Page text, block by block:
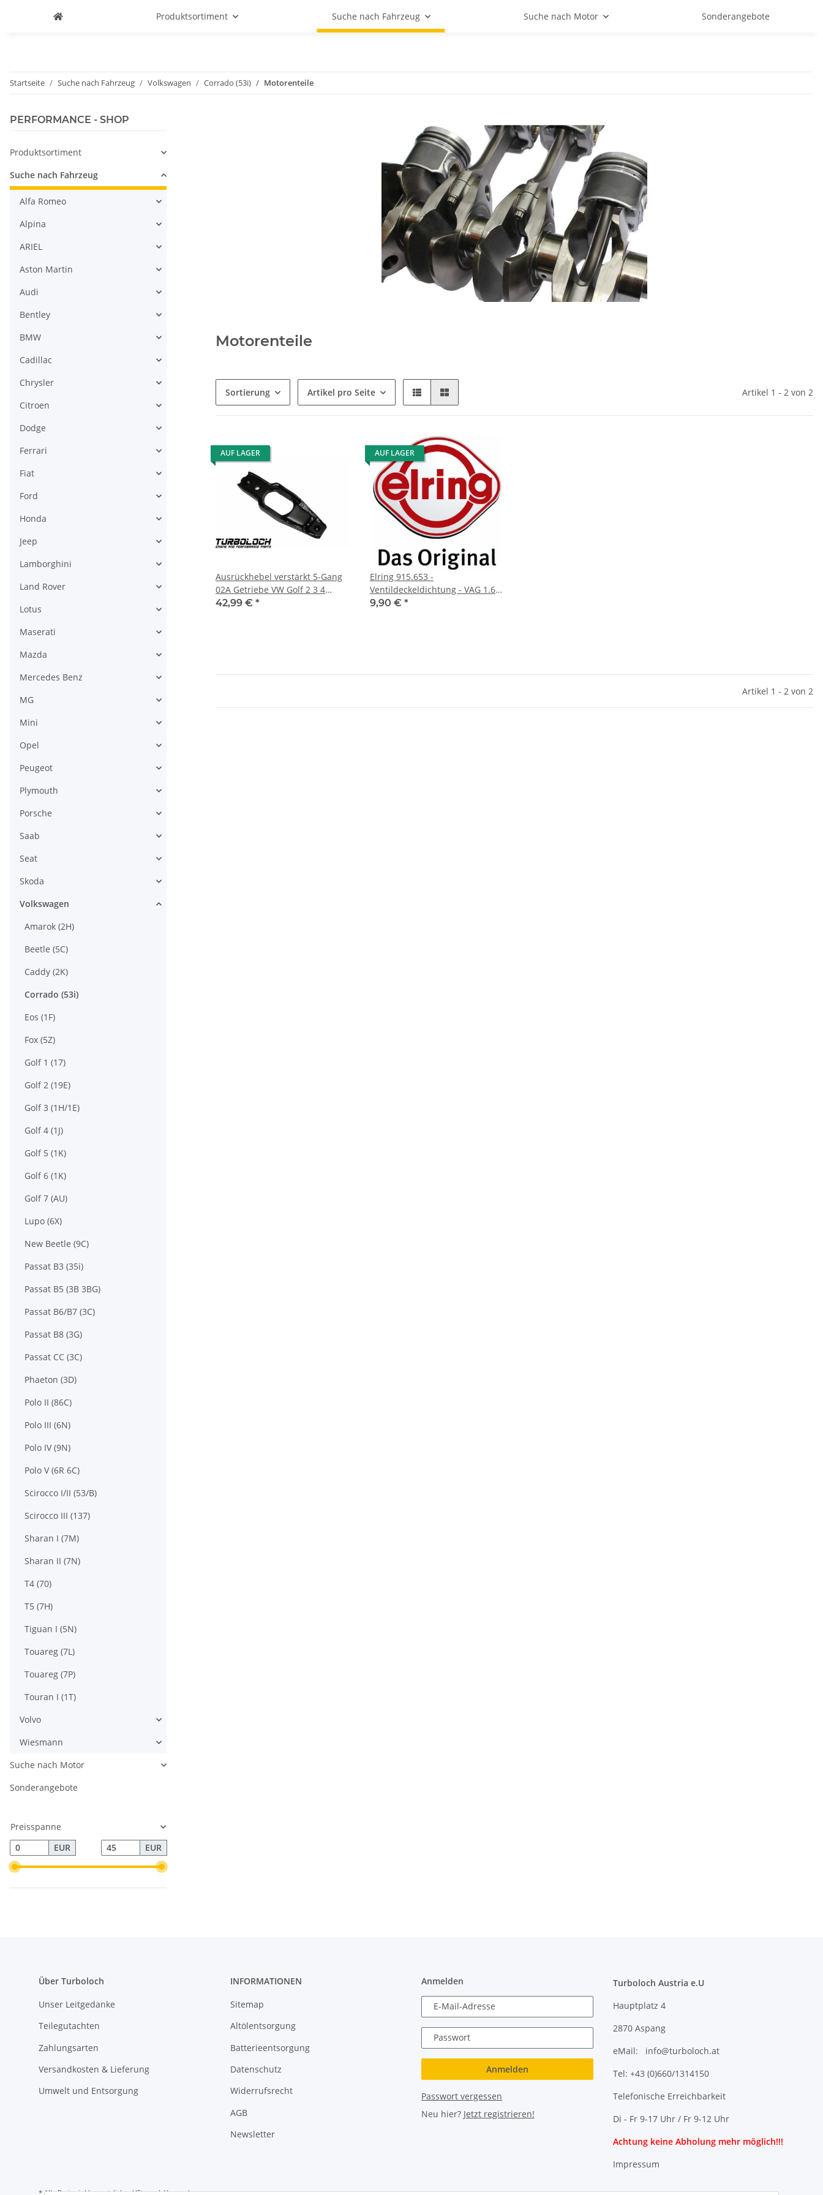
Produktsortiment Suche nach Fahrzeug Suche nach Motor Sonderangebote
Startseite Suche nach Fahrzeug Volkswagen Corrado (53i) Motorenteile
Motorenteile
Sortierung Artikel pro Seite Artikel 1 - 2 von 2
AUF LAGER
Ausrückhebel verstärkt 5-Gang
02A Getriebe VW Golf 2 3 4
Corrado VR6 16V G60 TDI
42,99 € *
AUF LAGER
Elring 915.653 -
Ventildeckeldichtung - VAG 1.6-
2.0L 8V
9,90 € *
Artikel 1 - 2 von 2
PERFORMANCE - SHOP
Produktsortiment
Suche nach Fahrzeug
Alfa Romeo
Alpina
ARIEL
Aston Martin
Audi
Bentley
BMW
Cadillac
Chrysler
Citroen
Dodge
Ferrari
Fiat
Ford
Honda
Jeep
Lamborghini
Land Rover
Lotus
Maserati
Mazda
Mercedes Benz
MG
Mini
Opel
Peugeot
Plymouth
Porsche
Saab
Seat
Skoda
Volkswagen
Amarok (2H)
Beetle (5C)
Caddy (2K)
Corrado (53i)
Eos (1F)
Fox (5Z)
Golf 1 (17)
Golf 2 (19E)
Golf 3 (1H/1E)
Golf 4 (1J)
Golf 5 (1K)
Golf 6 (1K)
Golf 7 (AU)
Lupo (6X)
New Beetle (9C)
Passat B3 (35i)
Passat B5 (3B 3BG)
Passat B6/B7 (3C)
Passat B8 (3G)
Passat CC (3C)
Phaeton (3D)
Polo II (86C)
Polo III (6N)
Polo IV (9N)
Polo V (6R 6C)
Scirocco I/II (53/B)
Scirocco III (137)
Sharan I (7M)
Sharan II (7N)
T4 (70)
T5 (7H)
Tiguan I (5N)
Touareg (7L)
Touareg (7P)
Touran I (1T)
Volvo
Wiesmann
Suche nach Motor
Sonderangebote
Preisspanne
EUR
EUR
Über Turboloch
Unser Leitgedanke
Teilegutachten
Zahlungsarten
Versandkosten & Lieferung
Umwelt und Entsorgung
INFORMATIONEN
Sitemap
Altölentsorgung
Batterieentsorgung
Datenschutz
Widerrufsrecht
AGB
Newsletter
Anmelden
E-Mail-Adresse
Passwort
Anmelden
Passwort vergessen
Neu hier? Jetzt registrieren!
Turboloch Austria e.U
Hauptplatz 4
2870 Aspang
eMail: info@turboloch.at
Tel: +43 (0)660/1314150
Telefonische Erreichbarkeit
Di - Fr 9-17 Uhr / Fr 9-12 Uhr
Achtung keine Abholung mehr möglich!!!
Impressum
* Alle Preise inkl. gesetzlicher USt., zzgl.Versand